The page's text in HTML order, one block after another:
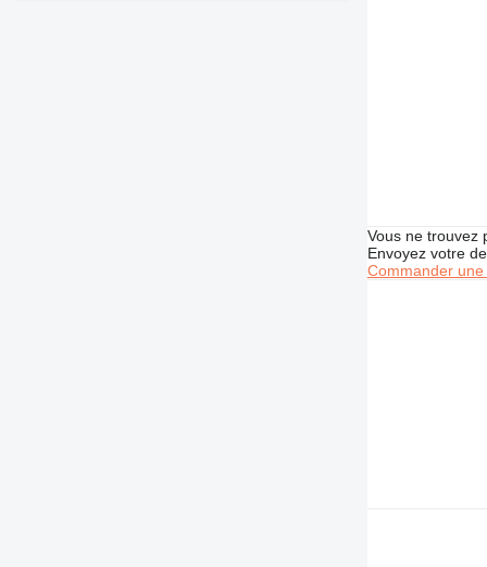
Vous ne trouvez
Envoyez votre
Commander